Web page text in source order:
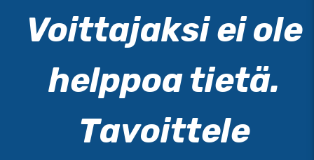
Voittajaksi ei ole
helppoa tietä.
Tavoittele